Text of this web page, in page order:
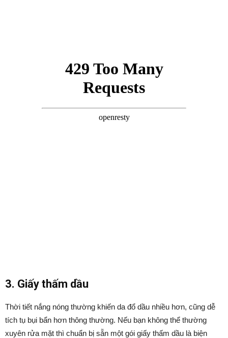
3. Giấy thấm dầu
Thời tiết nắng nóng thường khiến da đổ dầu nhiều hơn, cũng dễ
tích tụ bụi bẩn hơn thông thường. Nếu bạn không thể thường
xuyên rửa mặt thì chuẩn bị sẵn một gói giấy thấm dầu là biện